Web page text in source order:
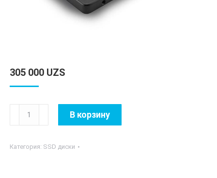
305 000 UZS
Количество
товара
OSCOO
В корзину
Категория: SSD диски